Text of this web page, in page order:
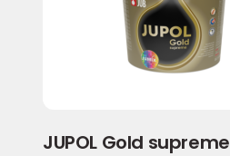
JUPOL Gold supreme